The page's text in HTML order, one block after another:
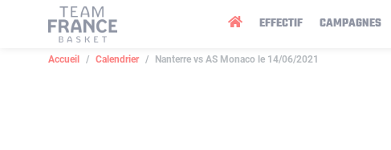
EFFECTIF CAMPAGNES
Accueil Calendrier Nanterre vs AS Monaco le 14/06/2021
Panneau de gestion des cookies